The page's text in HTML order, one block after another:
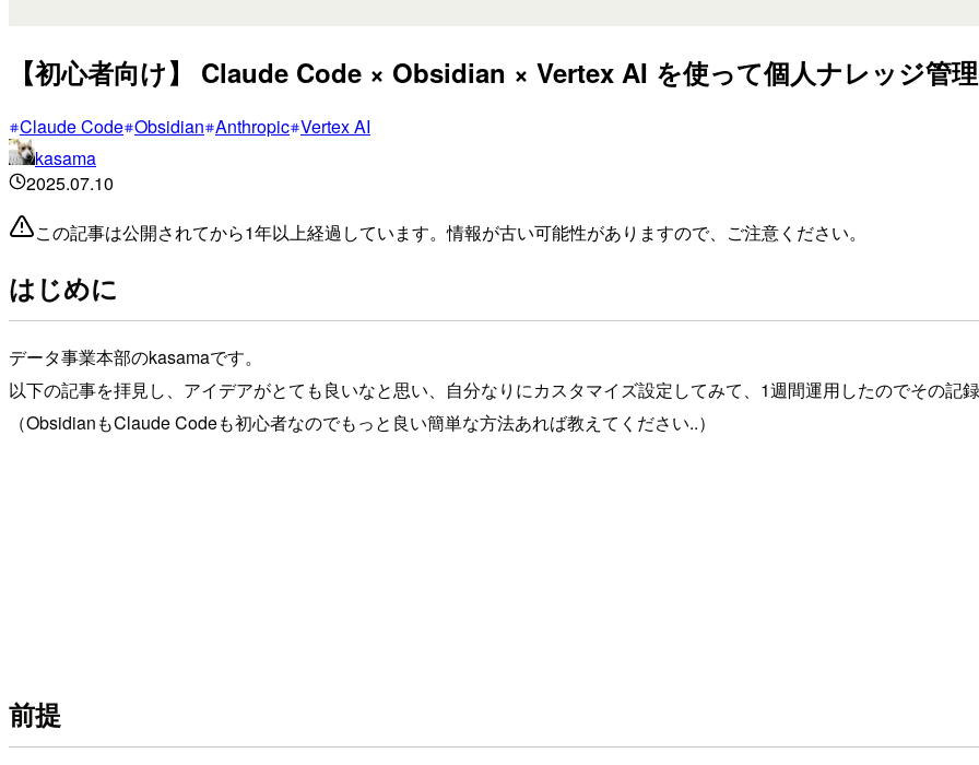
【初心者向け】 Claude Code × Obsidian × Vertex AI を使って個人ナレッジ管
Claude Code Obsidian Anthropic Vertex AI
kasama
2025.07.10
この記事は公開されてから1年以上経過しています。情報が古い可能性がありますので、ご注意ください。
はじめに
データ事業本部のkasamaです。
以下の記事を拝見し、アイデアがとても良いなと思い、自分なりにカスタマイズ設定してみて、1週間運用したのでその記録
（ObsidianもClaude Codeも初心者なのでもっと良い簡単な方法あれば教えてください..）
前提